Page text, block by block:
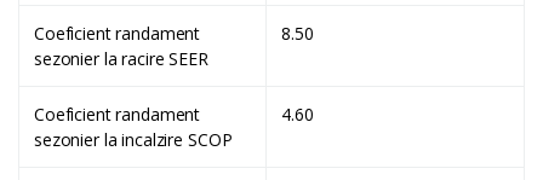
Coeficient randament
sezonier la racire SEER
8.50
Coeficient randament
sezonier la incalzire SCOP
4.60